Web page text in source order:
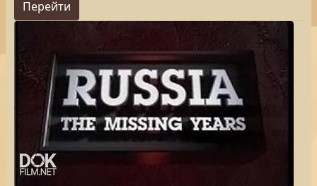
Перейти